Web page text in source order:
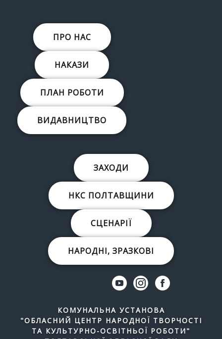
ПРО НАС
НАКАЗИ
ПЛАН РОБОТИ
ВИДАВНИЦТВО
ЗАХОДИ
НКС ПОЛТАВЩИНИ
СЦЕНАРІЇ
НАРОДНІ, ЗРАЗКОВІ
КОМУНАЛЬНА УСТАНОВА
"ОБЛАСНИЙ ЦЕНТР НАРОДНОЇ ТВОРЧОСТІ
ТА КУЛЬТУРНО-ОСВІТНЬОЇ РОБОТИ"